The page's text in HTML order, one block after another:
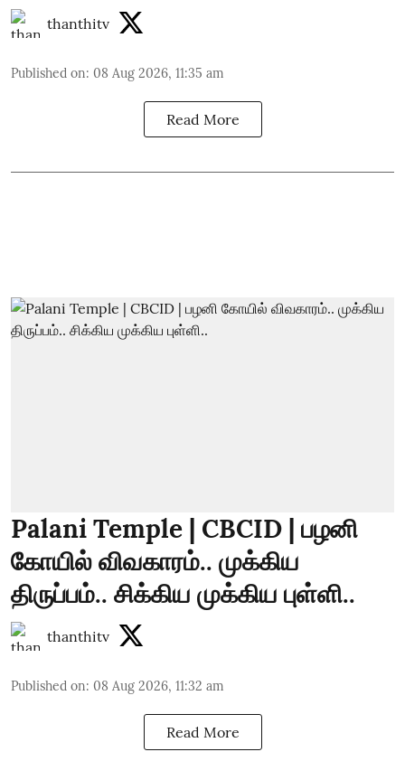
thanthitv
Published on: 08 Aug 2026, 11:35 am
Read More
Palani Temple | CBCID | பழனி
கோயில் விவகாரம்.. முக்கிய
திருப்பம்.. சிக்கிய முக்கிய புள்ளி..
thanthitv
Published on: 08 Aug 2026, 11:32 am
Read More